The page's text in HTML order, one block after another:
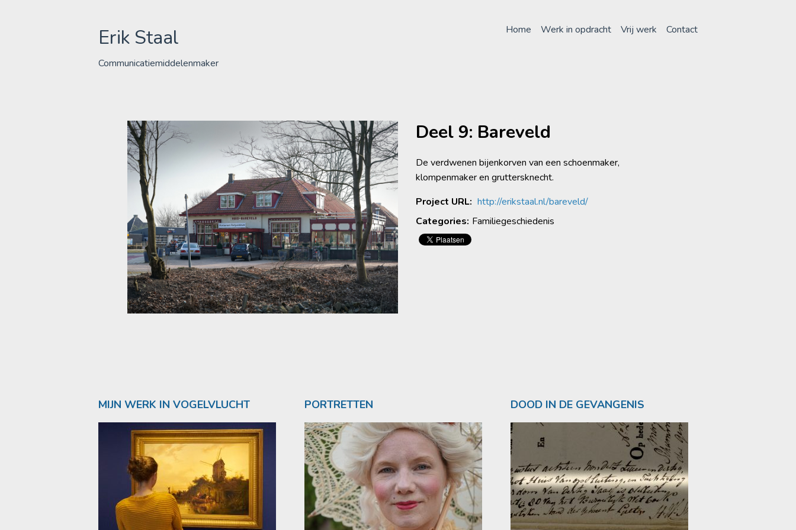
Erik Staal
Communicatiemiddelenmaker
Home Werk in opdracht Vrij werk Contact
Deel 9: Bareveld
De verdwenen bijenkorven van een schoenmaker,
klompenmaker en gruttersknecht.
Project URL: http://erikstaal.nl/bareveld/
Categories: Familiegeschiedenis
MIJN WERK IN VOGELVLUCHT PORTRETTEN DOOD IN DE GEVANGENIS